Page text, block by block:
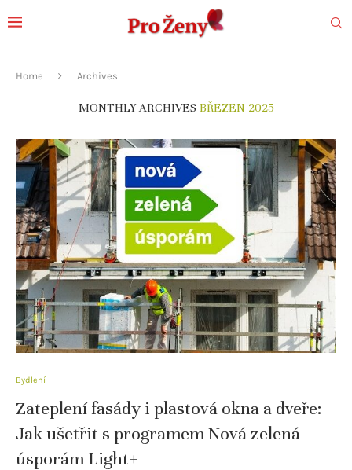
Home Archives
MONTHLY ARCHIVES BŘEZEN 2025
Bydlení
Zateplení fasády i plastová okna a dveře:
Jak ušetřit s programem Nová zelená
úsporám Light+